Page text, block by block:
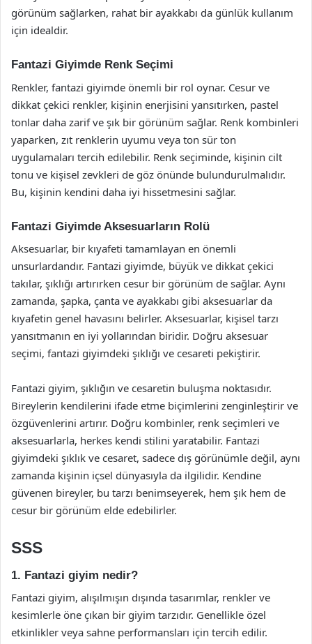
görünüm sağlarken, rahat bir ayakkabı da günlük kullanım
için idealdir.
Fantazi Giyimde Renk Seçimi
Renkler, fantazi giyimde önemli bir rol oynar. Cesur ve
dikkat çekici renkler, kişinin enerjisini yansıtırken, pastel
tonlar daha zarif ve şık bir görünüm sağlar. Renk kombinleri
yaparken, zıt renklerin uyumu veya ton sür ton
uygulamaları tercih edilebilir. Renk seçiminde, kişinin cilt
tonu ve kişisel zevkleri de göz önünde bulundurulmalıdır.
Bu, kişinin kendini daha iyi hissetmesini sağlar.
Fantazi Giyimde Aksesuarların Rolü
Aksesuarlar, bir kıyafeti tamamlayan en önemli
unsurlardandır. Fantazi giyimde, büyük ve dikkat çekici
takılar, şıklığı artırırken cesur bir görünüm de sağlar. Aynı
zamanda, şapka, çanta ve ayakkabı gibi aksesuarlar da
kıyafetin genel havasını belirler. Aksesuarlar, kişisel tarzı
yansıtmanın en iyi yollarından biridir. Doğru aksesuar
seçimi, fantazi giyimdeki şıklığı ve cesareti pekiştirir.
Fantazi giyim, şıklığın ve cesaretin buluşma noktasıdır.
Bireylerin kendilerini ifade etme biçimlerini zenginleştirir ve
özgüvenlerini artırır. Doğru kombinler, renk seçimleri ve
aksesuarlarla, herkes kendi stilini yaratabilir. Fantazi
giyimdeki şıklık ve cesaret, sadece dış görünümle değil, aynı
zamanda kişinin içsel dünyasıyla da ilgilidir. Kendine
güvenen bireyler, bu tarzı benimseyerek, hem şık hem de
cesur bir görünüm elde edebilirler.
SSS
1. Fantazi giyim nedir?
Fantazi giyim, alışılmışın dışında tasarımlar, renkler ve
kesimlerle öne çıkan bir giyim tarzıdır. Genellikle özel
etkinlikler veya sahne performansları için tercih edilir.